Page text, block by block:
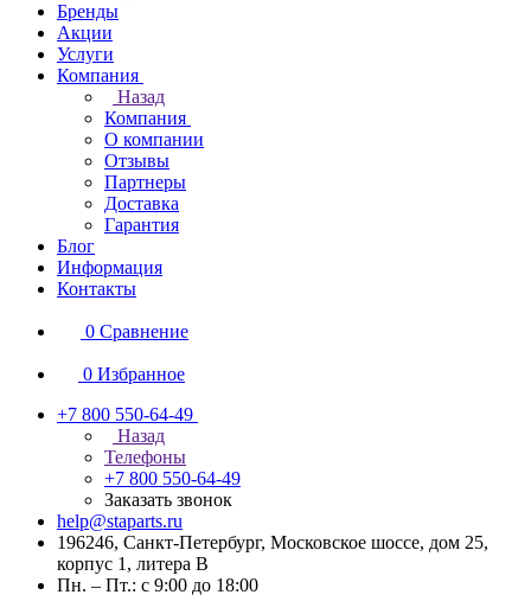
Бренды
Акции
Услуги
Компания
Назад
Компания
О компании
Отзывы
Партнеры
Доставка
Гарантия
Блог
Информация
Контакты
0 Сравнение
0 Избранное
+7 800 550-64-49
Назад
Телефоны
+7 800 550-64-49
Заказать звонок
help@staparts.ru
196246, Санкт-Петербург, Московское шоссе, дом 25,
корпус 1, литера В
Пн. – Пт.: с 9:00 до 18:00